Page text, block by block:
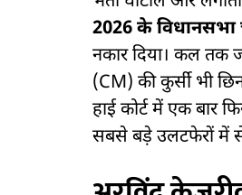
2026 के विधानसभा
नकार दिया। कल तक
(CM) की कुर्सी भी
हाई कोर्ट में एक बार
सबसे बड़े उलटफेरों में